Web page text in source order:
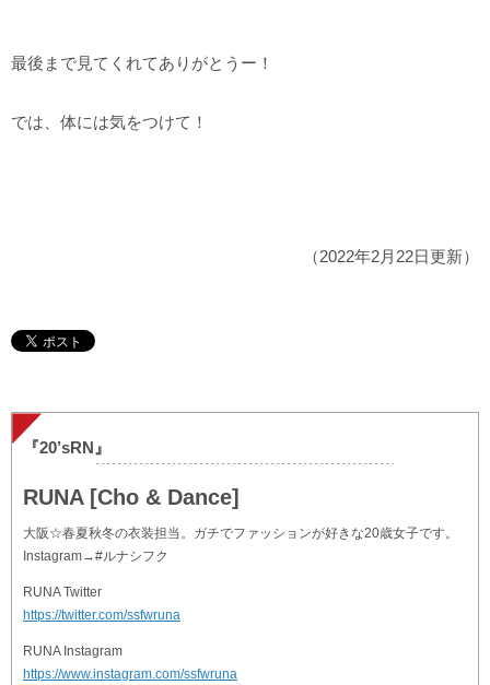
最後まで見てくれてありがとうー！
では、体には気をつけて！
（2022年2月22日更新）
『20’sRN』
RUNA [Cho & Dance]
大阪☆春夏秋冬の衣装担当。ガチでファッションが好きな20歳女子です。
Instagram→#ルナシフク
RUNA Twitter
https://twitter.com/ssfwruna
RUNA Instagram
https://www.instagram.com/ssfwruna